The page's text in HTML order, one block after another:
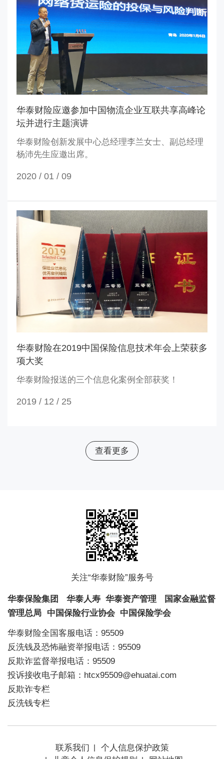
华泰财险应邀参加中国物流企业互联共享高峰论
坛并进行主题演讲
华泰财险创新发展中心总经理李兰女士、副总经理
杨沛先生应邀出席。
2020 / 01 / 09
​华泰财险在2019中国保险信息技术年会上荣获多
项大奖
华泰财险报送的三个信息化案例全部获奖！
2019 / 12 / 25
查看更多
关注“华泰财险”服务号
华泰保险集团 华泰人寿 华泰资产管理
国家金融监督
管理总局
中国保险行业协会 中国保险学会
华泰财险全国客服电话：95509
反洗钱及恐怖融资举报电话：95509
反欺诈监督举报电话：95509
投诉接收电子邮箱：htcx95509@ehuatai.com
反欺诈专栏
反洗钱专栏
联系我们
个人信息保护政策